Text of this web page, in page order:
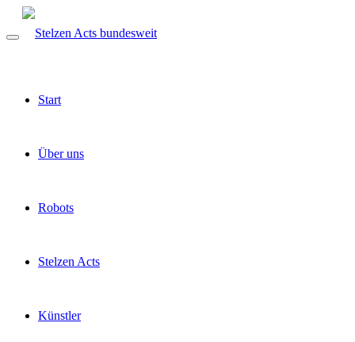
Start
Über uns
Robots
Stelzen Acts
Künstler